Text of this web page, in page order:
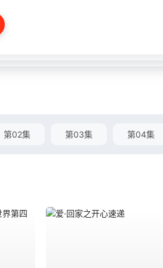
第02集 第03集 第04集